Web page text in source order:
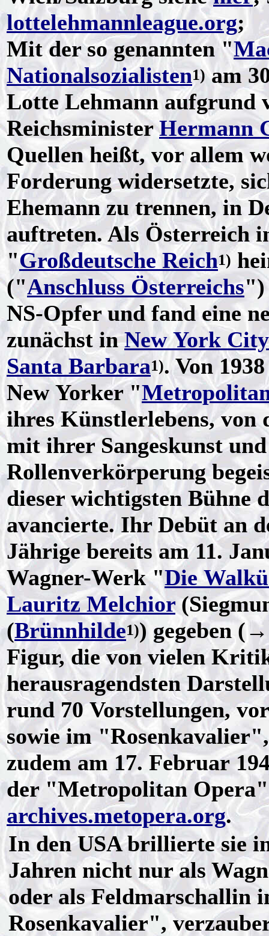
lottelehmannleague.org;
Mit der so genannten "
Nationalsozialisten1)am
Lotte Lehmann aufgrund
ReichsministerHermann
Quellen heißt, vor allem
Forderung widersetzte,
Ehemann zu trennen, in
auftreten. Als Österreich
"Großdeutsche Reich1)
("Anschluss Österreichs")
NS-Opfer und fand eine
zunächst inNew York City
Santa Barbara1). Von
New Yorker "
ihres Künstlerlebens, von
mit ihrer Sangeskunst
Rollenverkörperung
dieser wichtigsten Bühne
avancierte. Ihr Debüt an
Jährige bereits am 11.
Wagner-Werk "Die
Lauritz Melchior
(Brünnhilde1)) gegeben
Figur, die von vielen
herausragendsten
rund 70 Vorstellungen,
sowie im
zudem am 17. Februar
der "Metropolitan
archives.metopera.org.
In den USA brillierte sie
Jahren nicht nur als
oder als Feldmarschallin
Rosenkavalier",